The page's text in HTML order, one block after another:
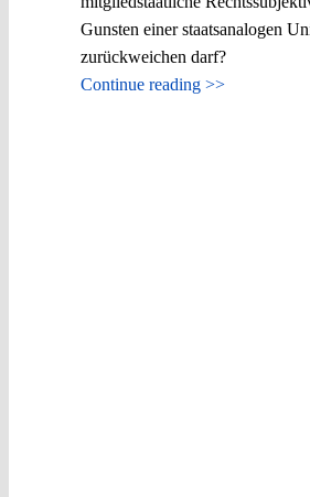
Gunsten einer staatsanalogen
zurückweichen darf?
Continue reading >>